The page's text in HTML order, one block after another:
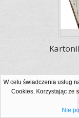
W celu świadczenia usług
Cookies. Korzystając ze
Nie